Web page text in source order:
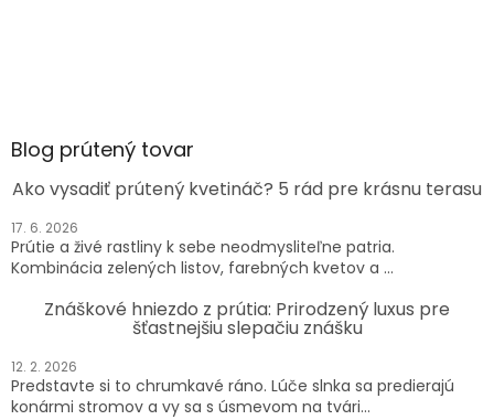
Blog prútený tovar
Ako vysadiť prútený kvetináč? 5 rád pre krásnu terasu
17. 6. 2026
Prútie a živé rastliny k sebe neodmysliteľne patria.
Kombinácia zelených listov, farebných kvetov a ...
Znáškové hniezdo z prútia: Prirodzený luxus pre
šťastnejšiu slepačiu znášku
12. 2. 2026
Predstavte si to chrumkavé ráno. Lúče slnka sa predierajú
konármi stromov a vy sa s úsmevom na tvári...